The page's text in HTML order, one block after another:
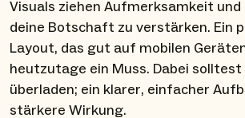
Visuals ziehen Aufmerksamkeit und
deine Botschaft zu verstärken. Ein
Layout, das gut auf mobilen
heutzutage ein Muss. Dabei
überladen; ein klarer, einfacher
stärkere Wirkung.